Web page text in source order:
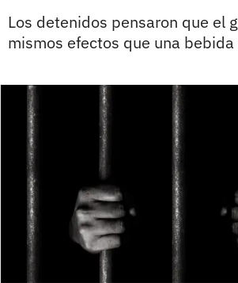
Los detenidos pensaron que el
mismos efectos que una